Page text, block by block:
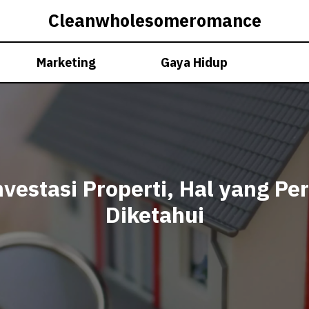
Cleanwholesomeromance
Marketing Gaya Hidup
Properti, Hal yang
Diketahui